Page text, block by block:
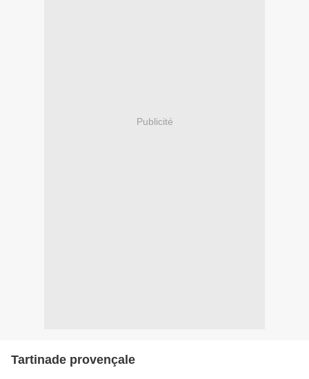
Publicité
Tartinade provençale